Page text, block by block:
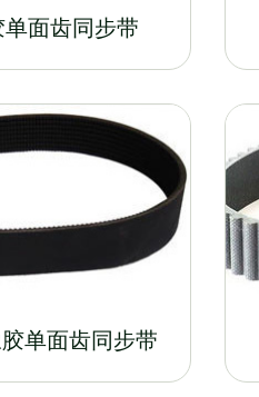
单面齿同步带
单面齿同步带